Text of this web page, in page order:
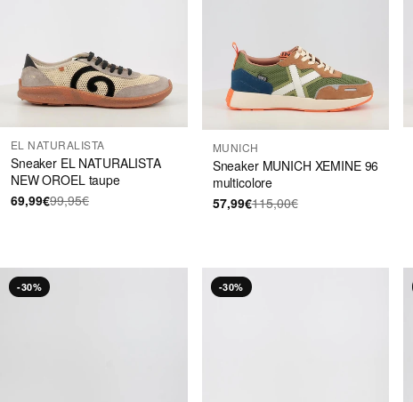
EL NATURALISTA
Sneaker EL NATURALISTA
NEW OROEL taupe
69,99€99,95€
MUNICH
Sneaker MUNICH XEMINE 96
multicolore
57,99€115,00€
-30% -30%